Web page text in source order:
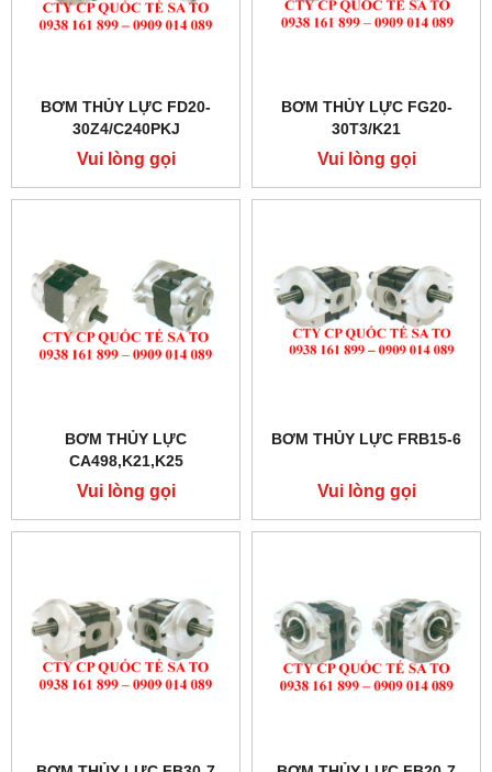
BƠM THỦY LỰC FD20-
30Z4/C240PKJ
Vui lòng gọi
BƠM THỦY LỰC FG20-
30T3/K21
Vui lòng gọi
BƠM THỦY LỰC
CA498,K21,K25
Vui lòng gọi
BƠM THỦY LỰC FRB15-6
Vui lòng gọi